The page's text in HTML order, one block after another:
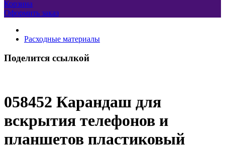
Корзина
Оформить заказ
Расходные материалы
Поделится ссылкой
058452 Карандаш для
вскрытия телефонов и
планшетов пластиковый